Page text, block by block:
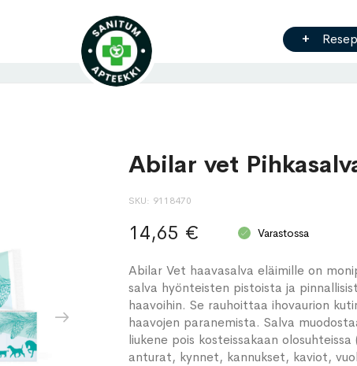
Abilar vet
SKU 9118470
14,65 € Varastossa
Abilar Vet haavasalva eläimille on
salva hyönteisten pistoista ja
haavoihin. Se rauhoittaa ihovaurion
haavojen paranemista. Salva
liukene pois kosteissakaan
anturat, kynnet, kannukset, kaviot,